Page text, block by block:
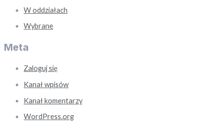
W oddziałach
Wybrane
Meta
Zaloguj się
Kanał wpisów
Kanał komentarzy
WordPress.org